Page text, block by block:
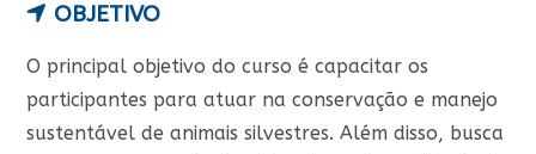
OBJETIVO
O principal objetivo do curso é capacitar os
participantes para atuar na conservação e manejo
sustentável de animais silvestres. Além disso, busca